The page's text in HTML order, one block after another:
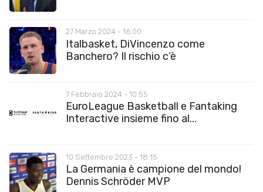
27 Marzo 2024 - 16:00
Italbasket, DiVincenzo come
Banchero? Il rischio c’è
7 Febbraio 2024 - 10:55
EuroLeague Basketball e Fantaking
Interactive insieme fino al...
10 Settembre 2023 - 18:15
La Germania è campione del mondo!
Dennis Schröder MVP